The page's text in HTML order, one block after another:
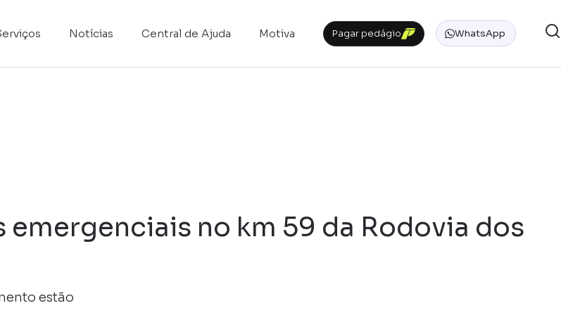
Notícias Central de Ajuda Motiva Pagar pedágio WhatsApp
emergenciais no km 59 da Rodovia dos
estão